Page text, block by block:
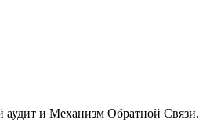
аудит и Механизм Обратной Связи.